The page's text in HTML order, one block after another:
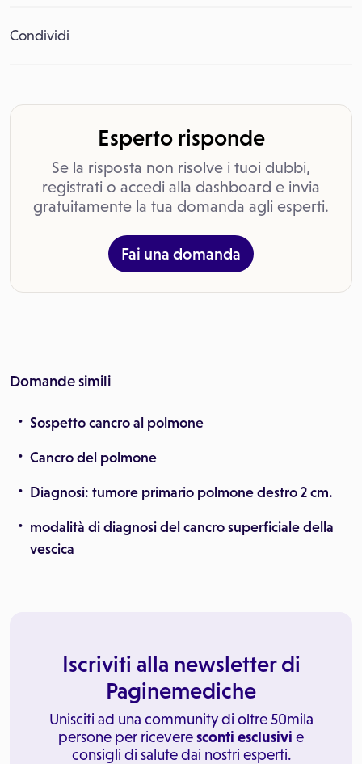
Condividi
Esperto risponde
Se la risposta non risolve i tuoi dubbi,
registrati o accedi alla dashboard e invia
gratuitamente la tua domanda agli esperti.
Fai una domanda
Domande simili
Sospetto cancro al polmone
Cancro del polmone
Diagnosi: tumore primario polmone destro 2 cm.
modalità di diagnosi del cancro superficiale della
vescica
Iscriviti alla newsletter di
Paginemediche
Unisciti ad una community di oltre 50mila
persone per riceveresconti esclusivi e
consigli di salute dai nostri esperti.